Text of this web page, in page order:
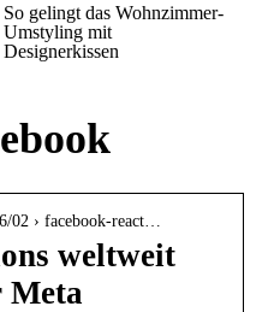
So gelingt das Wohnzimmer-
Umstyling mit
Designerkissen
02 › facebook-react…
weltweit
Meta